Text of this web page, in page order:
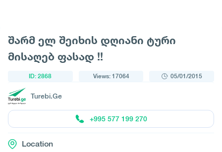
შარმ ელ შეიხის დღიანი ტური
მისაღებ ფასად !!
ID: 2868 Views: 17064 05/01/2015
Turebi.Ge
+995 577 199 270
Location